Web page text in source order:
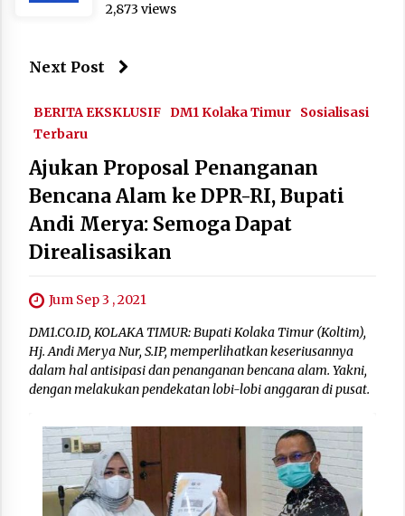
2,873 views
Next Post
BERITA EKSKLUSIF DM1 Kolaka Timur
Sosialisasi
Terbaru
Ajukan Proposal Penanganan
Bencana Alam ke DPR-RI, Bupati
Andi Merya: Semoga Dapat
Direalisasikan
Jum Sep 3 , 2021
DM1.CO.ID, KOLAKA TIMUR: Bupati Kolaka Timur (Koltim),
Hj. Andi Merya Nur, S.IP, memperlihatkan keseriusannya
dalam hal antisipasi dan penanganan bencana alam. Yakni,
dengan melakukan pendekatan lobi-lobi anggaran di pusat.